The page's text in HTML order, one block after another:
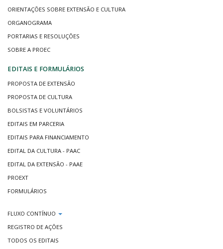
ORIENTAÇÕES SOBRE EXTENSÃO E CULTURA
ORGANOGRAMA
PORTARIAS E RESOLUÇÕES
SOBRE A PROEC
EDITAIS E FORMULÁRIOS
PROPOSTA DE EXTENSÃO
PROPOSTA DE CULTURA
BOLSISTAS E VOLUNTÁRIOS
EDITAIS EM PARCERIA
EDITAIS PARA FINANCIAMENTO
EDITAL DA CULTURA - PAAC
EDITAL DA EXTENSÃO - PAAE
PROEXT
FORMULÁRIOS
FLUXO CONTÍNUO
REGISTRO DE AÇÕES
TODOS OS EDITAIS